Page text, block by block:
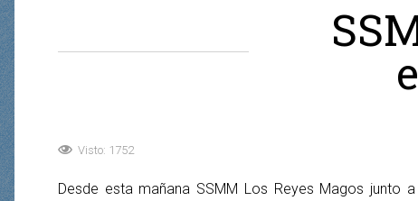
Visto: 1752
Desde esta mañana SSMM Los Reyes Magos junto